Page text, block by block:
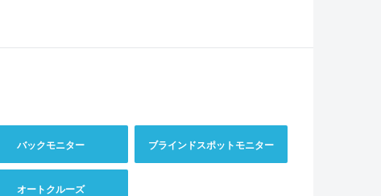
バックモニター ブラインドスポットモニター
オートクルーズ